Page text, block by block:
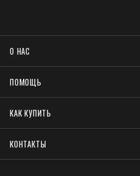
О НАС
ПОМОЩЬ
КАК КУПИТЬ
КОНТАКТЫ